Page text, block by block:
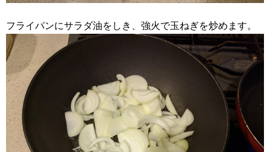
フライパンにサラダ油をしき、強火で玉ねぎを炒めます。